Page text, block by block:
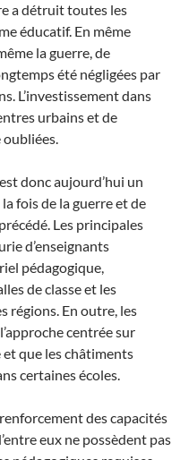
a détruit toutes les
éducatif. En même
la guerre, de
été négligées par
L’investissement dans
urbains et de
donc aujourd’hui un
fois de la guerre et de
Les principales
d’enseignants
pédagogique,
de classe et les
régions. En outre, les
centrée sur
que les châtiments
certaines écoles.
des capacités
eux ne possèdent pas